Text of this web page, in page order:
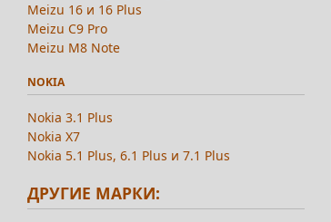
Meizu 16 и 16 Plus
Meizu C9 Pro
Meizu M8 Note
NOKIA
Nokia 3.1 Plus
Nokia X7
Nokia 5.1 Plus, 6.1 Plus и 7.1 Plus
ДРУГИЕ МАРКИ: